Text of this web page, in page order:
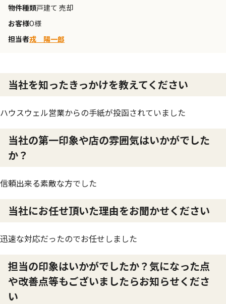
物件種類戸建て 売却
お客様O様
担当者戎 陽一郎
当社を知ったきっかけを教えてください
ハウスウェル営業からの手紙が投函されていました
当社の第一印象や店の雰囲気はいかがでした
か？
信頼出来る素敵な方でした
当社にお任せ頂いた理由をお聞かせください
迅速な対応だったのでお任せしました
担当の印象はいかがでしたか？気になった点
や改善点等もございましたらお知らせくださ
い